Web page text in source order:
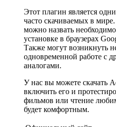
Этот плагин является
часто скачиваемых в
можно назвать
установке в браузерах
Также могут возникнуть
одновременной работе с
аналогами.
У нас вы можете скачать
включить его и
фильмов или чтение
будет комфортным.